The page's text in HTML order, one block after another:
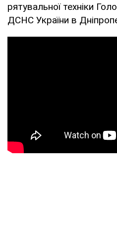
рятувальної техніки
ДСНС України в